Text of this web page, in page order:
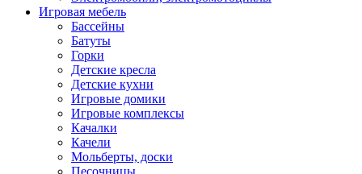
Игровая мебель
Бассейны
Батуты
Горки
Детские кресла
Детские кухни
Игровые домики
Игровые комплексы
Качалки
Качели
Мольберты, доски
Песочницы